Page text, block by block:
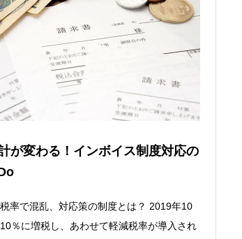
が変わる！インボイス制度対応の
率で混乱、対応策の制度とは？ 2019年10
％に増税し、あわせて軽減税率が導入され